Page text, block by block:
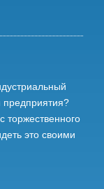
торжественного
это своими